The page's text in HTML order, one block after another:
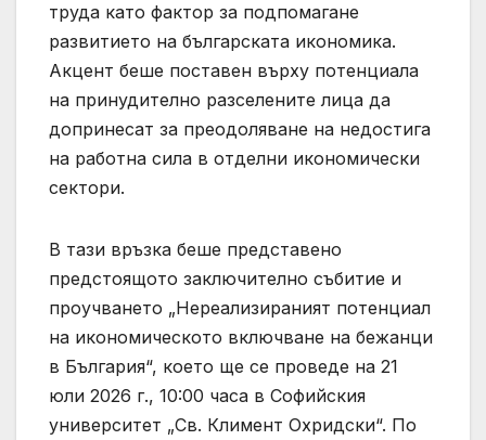
труда като фактор за подпомагане
развитието на българската икономика.
Акцент беше поставен върху потенциала
на принудително разселените лица да
допринесат за преодоляване на недостига
на работна сила в отделни икономически
сектори.
В тази връзка беше представено
предстоящото заключително събитие и
проучването „Нереализираният потенциал
на икономическото включване на бежанци
в България“, което ще се проведе на 21
юли 2026 г., 10:00 часа в Софийския
университет „Св. Климент Охридски“. По